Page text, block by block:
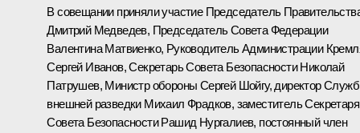
В совещании приняли участие Председатель
Дмитрий Медведев, Председатель Совета Федерации
Валентина Матвиенко, Руководитель Администрации
Сергей Иванов, Секретарь Совета БезопасностиНиколай
Патрушев, Министр обороны Сергей Шойгу, директор
внешней разведки Михаил Фрадков, заместитель Секретаря
Совета БезопасностиРашид Нургалиев, постоянный член